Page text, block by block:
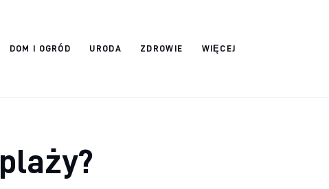
DOM I OGRÓD URODA ZDROWIE WIĘCEJ